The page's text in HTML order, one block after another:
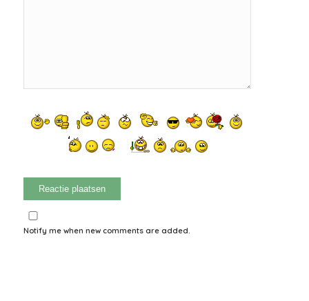
Notify me when new comments are added.